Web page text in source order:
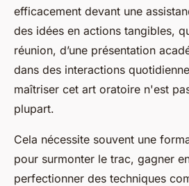
efficacement devant une
des idées en actions tangibles,
réunion, d’une présentation
dans des interactions
maîtriser cet art oratoire n'est
plupart.
Cela nécessite souvent une
pour surmonter le trac, gagner
perfectionner des techniques